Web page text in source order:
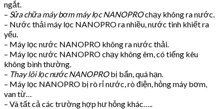
ngắt.
– Sửa chữa máy bơm máy lọc NANOPROchạy không ra nước.
– Nước thải máy lọc NANOPRO ra nhiều, nước tinh khiết ra
yếu.
– Máy lọc nước NANOPRO không ra nước thải.
– Máy lọc nước NANOPRO chạy không êm, có tiếng kêu
không bình thường.
– Thay lõi lọc nước NANOPRObị bẩn, quá hạn.
– Máy lọc NANOPRO bị rò rỉ nước, rò điện, hỏng máy bơm,
van từ…
– Và tất cả các trường hợp hư hỏng khác…..